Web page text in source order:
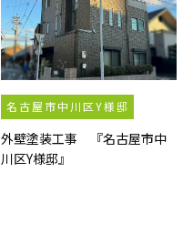
名古屋市中川区Y様邸
外壁塗装工事 『名古屋市中
川区Y様邸』